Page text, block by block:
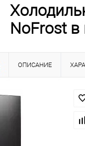
NoFrost
ОПИСАНИЕ